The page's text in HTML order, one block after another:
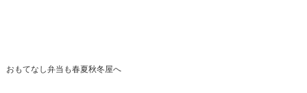
おもてなし弁当も春夏秋冬屋へ